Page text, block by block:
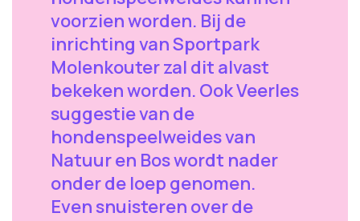
voorzien worden. Bij de
inrichting van Sportpark
Molenkouter zal dit alvast
bekeken worden. Ook Veerles
suggestie van de
hondenspeelweides van
Natuur en Bos wordt nader
onder de loep genomen.
Even snuisteren over de